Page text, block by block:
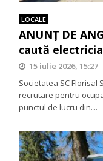
LOCALE
ANUNȚ DE
caută
15 iulie 2026, 15:27
Societatea SC
recrutare pentru
punctul de lucru din…